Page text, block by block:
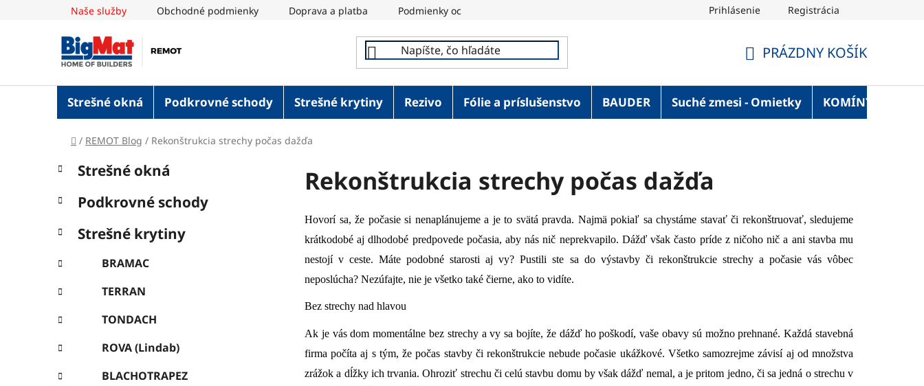
Naše služby Obchodné podmienky Doprava a platba Podmienky ochrany osobných údajov Strechaonline.sk - informácie z prvej ruky
Prihlásenie Registrácia
KOŠÍK
PRÁZDNY KOŠÍK
Strešné okná Podkrovné schody Strešné krytiny Rezivo Fólie a príslušenstvo BAUDER Suché zmesi - Omietky KOMÍNY
Domov
/ REMOT Blog / Rekonštrukcia strechy počas dažďa
B
o
č
ý
a
n
l
kategórie
K
a
e
ó
i
Strešné okná
Podkrovné schody
Strešné krytiny
BRAMAC
TERRAN
TONDACH
ROVA (Lindab)
BLACHOTRAPEZ
Rekonštrukcia strechy počas dažďa
Hovorí sa, že počasie si nenaplánujeme a je to svätá pravda. Najmä pokiaľ sa chystáme stavať či rekonštruovať, sledujeme
krátkodobé aj dlhodobé predpovede počasia, aby nás nič neprekvapilo. Dážď však často príde z ničoho nič a ani stavba mu
nestojí v ceste. Máte podobné starosti aj vy? Pustili ste sa do výstavby či rekonštrukcie strechy a počasie vás vôbec
neposlúcha? Nezúfajte, nie je všetko také čierne, ako to vidíte.
Bez strechy nad hlavou
Ak je vás dom momentálne bez strechy a vy sa bojíte, že dážď ho poškodí, vaše obavy sú možno prehnané. Každá stavebná
firma počíta aj s tým, že počas stavby či rekonštrukcie nebude počasie ukážkové. Všetko samozrejme závisí aj od množstva
zrážok a dĺžky ich trvania. Ohroziť strechu či celú stavbu domu by však dážď nemal, a je pritom jedno, či sa jedná o strechu v